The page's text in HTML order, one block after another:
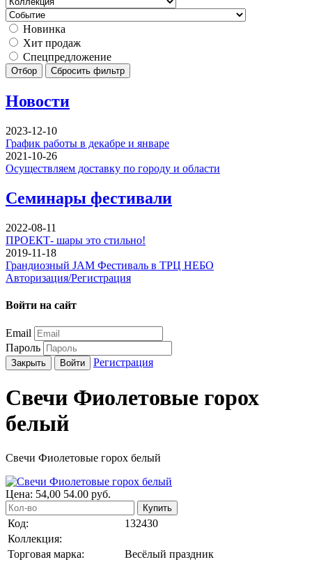
Новинка
Хит продаж
Спецпредложение
Отбор Сбросить фильтр
Новости
2023-12-10
График работы в декабре и январе
2021-10-26
Осуществляем доставку по городу и области
Семинары фестивали
2022-08-11
ПРОЕКТ- шары это стильно!
2019-11-18
Грандиозный JAM Фестиваль в ТРЦ НЕБО
Авторизация/Регистрация
Войти на сайт
Email
Пароль
Закрыть Войти Регистрация
Свечи Фиолетовые горох
белый
Свечи Фиолетовые горох белый
Цена: 54,00 54.00 руб.
Купить
Код:
132430
Коллекция:
Торговая марка:
Весёлый праздник